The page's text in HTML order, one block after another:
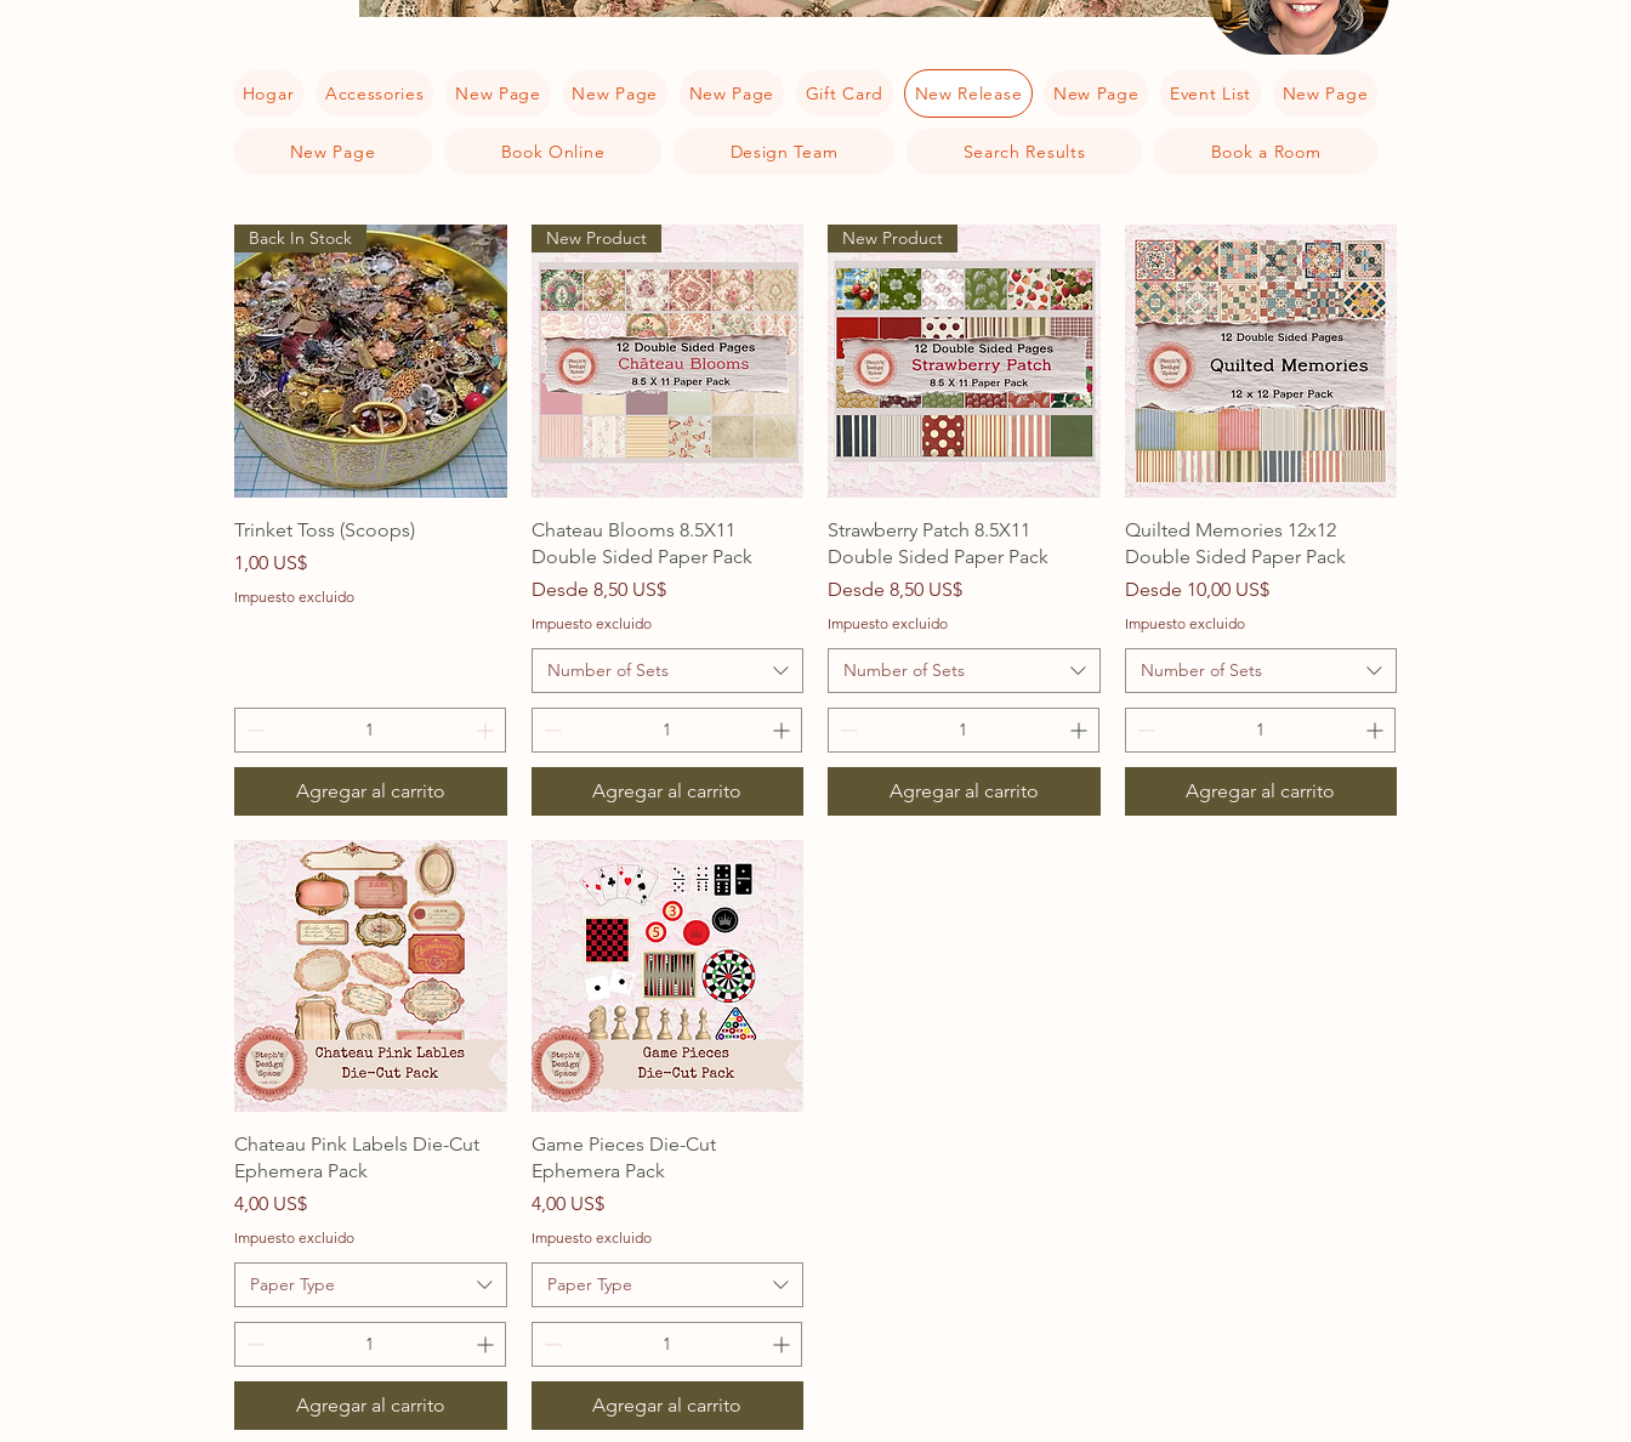
Hogar Accessories New Page New Page New Page Gift Card New Release New Page Event List New Page
New Page Book Online Design Team Search Results Book a Room
Back In Stock
Trinket Toss (Scoops)
Precio
1,00 US$
Impuesto excluido
Agregar al carrito
New Product
Chateau Blooms 8.5X11
Double Sided Paper Pack
Desde 8,50 US$
Precio de oferta
Impuesto excluido
Number of Sets
Agregar al carrito
New Product
Strawberry Patch 8.5X11
Double Sided Paper Pack
Desde 8,50 US$
Precio de oferta
Impuesto excluido
Number of Sets
Agregar al carrito
Quilted Memories 12x12
Double Sided Paper Pack
Desde 10,00 US$
Precio de oferta
Impuesto excluido
Number of Sets
Agregar al carrito
Chateau Pink Labels Die-Cut
Ephemera Pack
Precio
4,00 US$
Impuesto excluido
Paper Type
Agregar al carrito
Game Pieces Die-Cut
Ephemera Pack
Precio
4,00 US$
Impuesto excluido
Paper Type
Agregar al carrito